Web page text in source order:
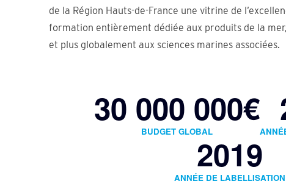
de la Région Hauts-de-France une vitrine de
formation entièrement dédiée aux produits de la
et plus globalement aux sciences marines associées.
30 000 000€
BUDGET GLOBAL
2019
ANNÉE DE LABELLISATION